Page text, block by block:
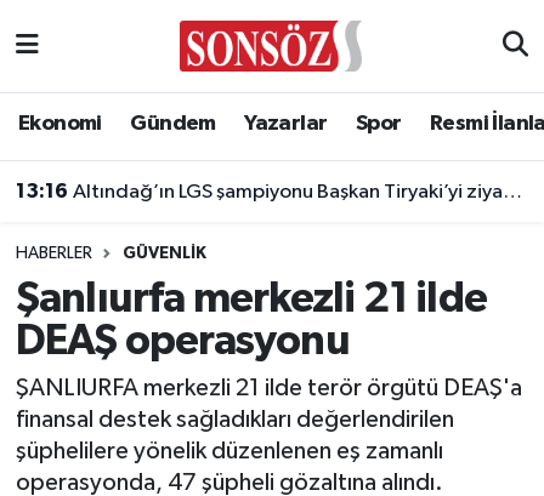
Ekonomi Gündem Yazarlar Spor Resmi
13:16 Altındağ’ın LGS şampiyonu Başkan Tiryaki’yi ziyaret etti
HABERLER GÜVENLIK
Şanlıurfa merkezli 21 ilde
DEAŞ operasyonu
ŞANLIURFA merkezli 21 ilde terör örgütü DEAŞ'a
finansal destek sağladıkları değerlendirilen
şüphelilere yönelik düzenlenen eş zamanlı
operasyonda, 47 şüpheli gözaltına alındı.
Asayiş
Biyografi
Çevre
Diğer
Dünya
Ankara Nöbetçi Eczaneler
Ankara Trafik Yoğunluk Haritası
Süper Lig Puan Durumu ve Fikstür
Tüm Manşetler
Son Dakika Haberleri